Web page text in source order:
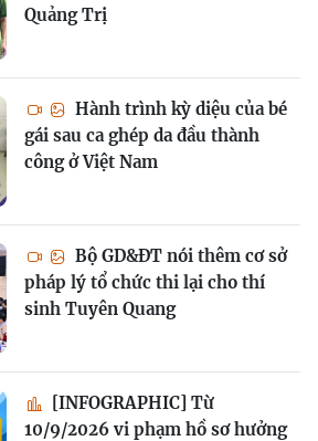
Quảng Trị
Hành trình kỳ diệu của bé
gái sau ca ghép da đầu thành
công ở Việt Nam
Bộ GD&ĐT nói thêm cơ sở
pháp lý tổ chức thi lại cho thí
sinh Tuyên Quang
[INFOGRAPHIC] Từ
10/9/2026 vi phạm hồ sơ hưởng